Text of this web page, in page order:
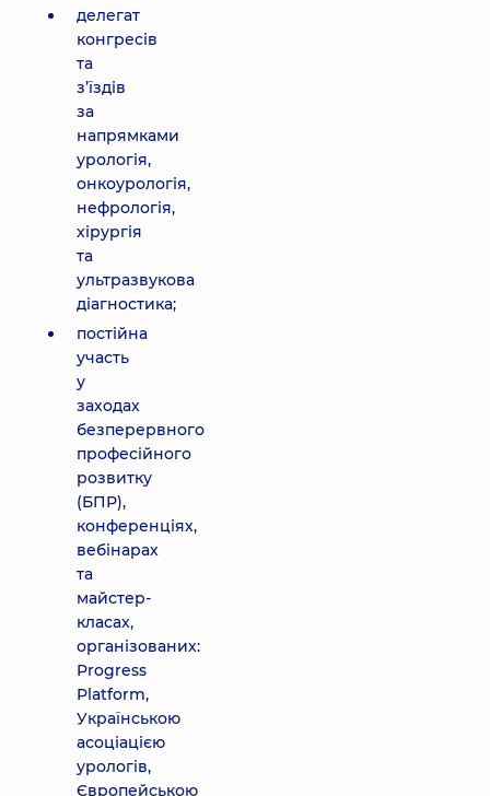
делегат
конгресів
та
з’їздів
за
напрямками
урологія,
онкоурологія,
нефрологія,
хірургія
та
ультразвукова
діагностика;
постійна
участь
у
заходах
безперервного
професійного
розвитку
(БПР),
конференціях,
вебінарах
та
майстер-
класах,
організованих:
Progress
Platform,
Українською
асоціацією
урологів,
Європейською